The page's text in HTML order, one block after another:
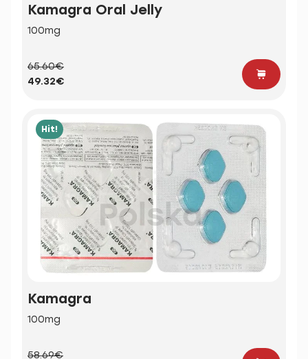
Kamagra Oral Jelly
100mg
65.60€
49.32€
Hit!
Kamagra
100mg
58.69€